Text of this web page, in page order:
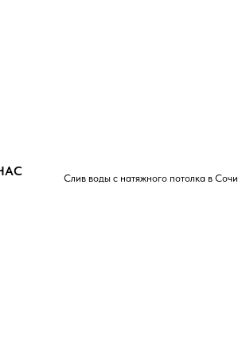
Слив воды с натяжного потолка в Сочи